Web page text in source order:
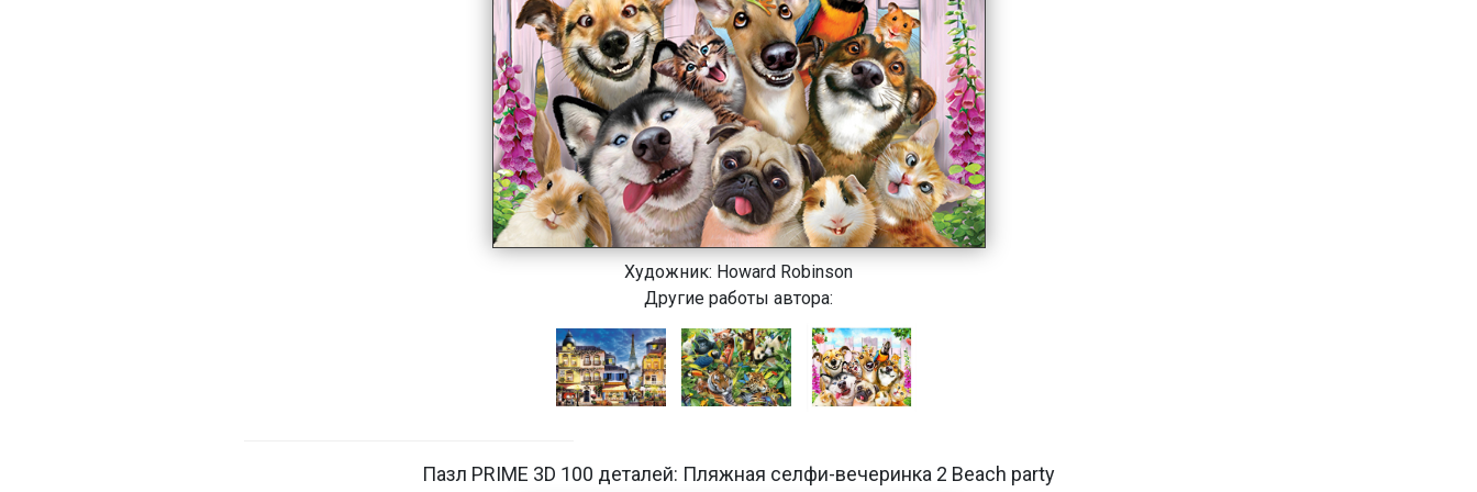
Художник: Howard Robinson
Другие работы автора:
Пазл PRIME 3D 100 деталей: Пляжная селфи-вечеринка 2 Beach party